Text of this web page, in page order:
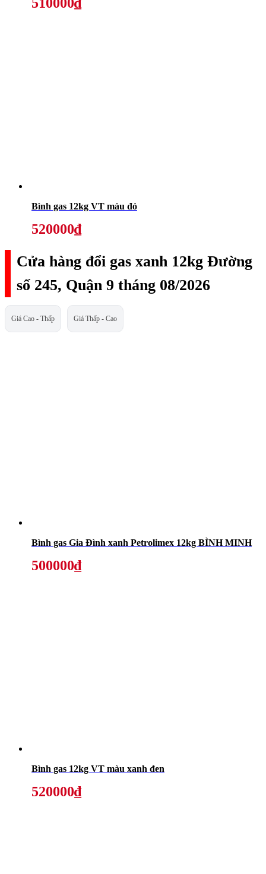
Bình gas 12kg VT màu đỏ
520000₫
Cửa hàng đổi gas xanh 12kg Đường
số 245, Quận 9 tháng 08/2026
Giá Cao - Thấp Giá Thấp - Cao
Bình gas Gia Đình xanh Petrolimex 12kg BÌNH MINH
500000₫
Bình gas 12kg VT màu xanh đen
520000₫